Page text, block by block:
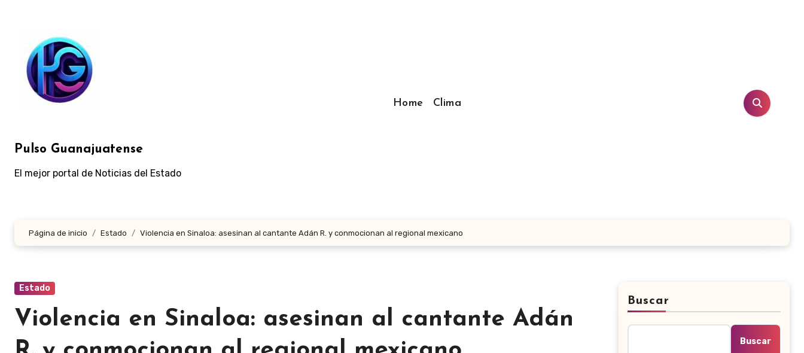
contenido
Pulso Guanajuatense
El mejor portal de Noticias del Estado
Home Clima
Página de inicio Estado Violencia en Sinaloa: asesinan al cantante Adán R. y conmocionan al regional mexicano
Estado
Violencia en Sinaloa: asesinan al cantante Adán
Buscar
Buscar